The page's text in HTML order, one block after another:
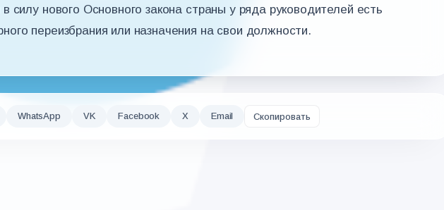
силу нового Основного закона страны у ряда руководителей есть
переизбрания или назначения на свои должности.
WhatsApp VK Facebook X Email Скопировать